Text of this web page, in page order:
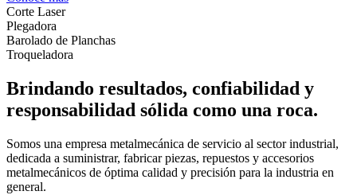
Corte Laser
Plegadora
Barolado de Planchas
Troqueladora
Brindando resultados, confiabilidad y
responsabilidad sólida como una roca.
Somos una empresa metalmecánica de servicio al sector industrial,
dedicada a suministrar, fabricar piezas, repuestos y accesorios
metalmecánicos de óptima calidad y precisión para la industria en
general.